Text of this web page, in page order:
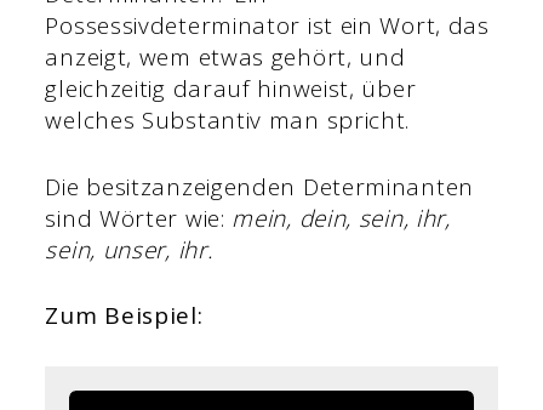
Possessivdeterminator ist ein Wort, das
anzeigt, wem etwas gehört, und
gleichzeitig darauf hinweist, über
welches Substantiv man spricht.
Die besitzanzeigenden Determinanten
sind Wörter wie: mein, dein, sein, ihr,
sein, unser, ihr.
Zum Beispiel: